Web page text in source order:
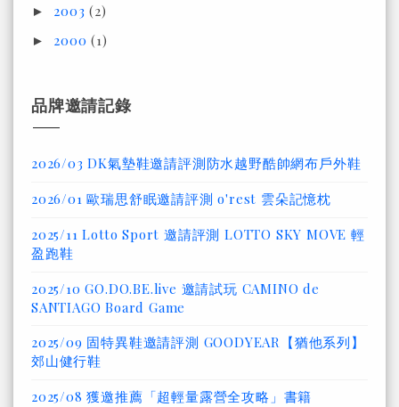
► 2003(2)
► 2000(1)
品牌邀請記錄
2026/03 DK氣墊鞋邀請評測防水越野酷帥網布戶外鞋
2026/01 歐瑞思舒眠邀請評測 o'rest 雲朵記憶枕
2025/11 Lotto Sport 邀請評測 LOTTO SKY MOVE 輕
盈跑鞋
2025/10 GO.DO.BE.live 邀請試玩 CAMINO de
SANTIAGO Board Game
2025/09 固特異鞋邀請評測 GOODYEAR【猶他系列】
郊山健行鞋
2025/08 獲邀推薦「超輕量露營全攻略」書籍